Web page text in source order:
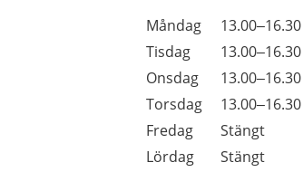
Dag
Öppettider
Kommentarer
Måndag 13.00–16.30
Tisdag
13.00–16.30
Onsdag
13.00–16.30
Torsdag
13.00–16.30
Fredag
Stängt
Lördag
Stängt